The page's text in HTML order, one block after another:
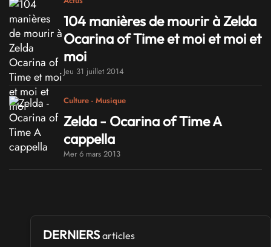
104 manières de mourir à Zelda
Ocarina of Time et moi et moi et
moi
Jeu 31 juillet 2014
Culture - Musique
Zelda - Ocarina of Time A
cappella
Mer 6 mars 2013
DERNIERS articles